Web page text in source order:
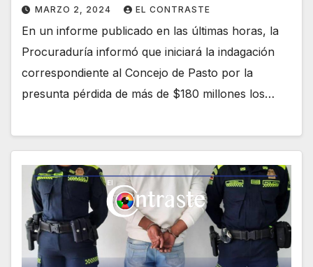
MARZO 2, 2024 EL CONTRASTE
En un informe publicado en las últimas horas, la
Procuraduría informó que iniciará la indagación
correspondiente al Concejo de Pasto por la
presunta pérdida de más de $180 millones los…